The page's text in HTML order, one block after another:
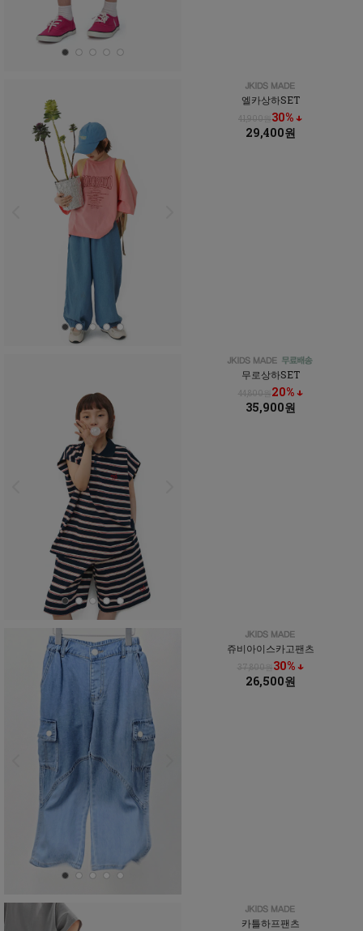
엘카상하SET
41,900원30% ↓
29,400원
무로상하SET
44,800원20% ↓
35,900원
쥬비아이스카고팬츠
37,800원 30% ↓
26,500원
카틀하프팬츠